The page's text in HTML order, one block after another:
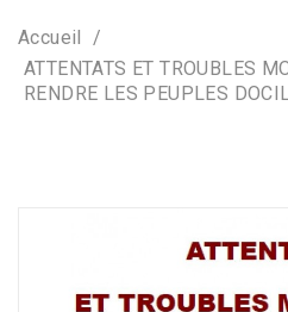
Accueil
ATTENTATS ET TROUBLES
RENDRE LES PEUPLES